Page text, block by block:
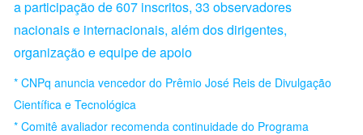
a participação de 607 inscritos, 33 observadores
nacionais e internacionais, além dos dirigentes,
organização e equipe de apoio
* CNPq anuncia vencedor do Prêmio José Reis de Divulgação
Científica e Tecnológica
* Comitê avaliador recomenda continuidade do Programa